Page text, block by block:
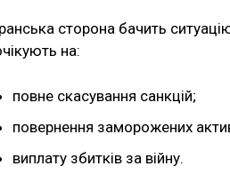
сторона бачить
на:
повне скасування санкцій;
повернення заморожених
виплату збитків за війну.